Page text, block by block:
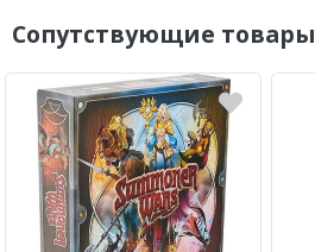
Сопутствующие товары